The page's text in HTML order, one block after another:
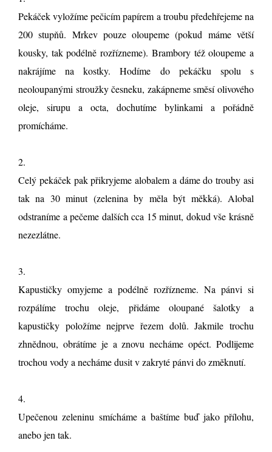
Pekáček vyložíme pečicím papírem a troubu předehřejeme na
200 stupňů. Mrkev pouze oloupeme (pokud máme větší
kousky, tak podélně rozřízneme). Brambory též oloupeme a
nakrájíme na kostky. Hodíme do pekáčku spolu s
neoloupanými stroužky česneku, zakápneme směsí olivového
oleje, sirupu a octa, dochutíme bylinkami a pořádně
promícháme.
2.
Celý pekáček pak přikryjeme alobalem a dáme do trouby asi
tak na 30 minut (zelenina by měla být měkká). Alobal
odstraníme a pečeme dalších cca 15 minut, dokud vše krásně
nezezlátne.
3.
Kapustičky omyjeme a podélně rozřízneme. Na pánvi si
rozpálíme trochu oleje, přidáme oloupané šalotky a
kapustičky položíme nejprve řezem dolů. Jakmile trochu
zhnědnou, obrátíme je a znovu necháme opéct. Podlijeme
trochou vody a necháme dusit v zakryté pánvi do změknutí.
4.
Upečenou zeleninu smícháme a baštíme buď jako přílohu,
anebo jen tak.